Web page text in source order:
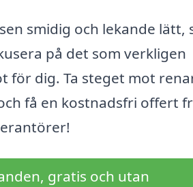
smidig och lekande lätt,
på det som verkligen
för dig. Ta steget mot
få en kostnadsfri offert
gratis och utan